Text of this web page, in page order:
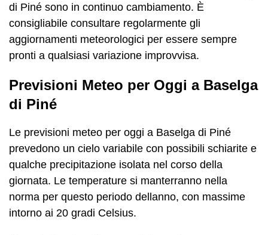
di Piné sono in continuo cambiamento. È
consigliabile consultare regolarmente gli
aggiornamenti meteorologici per essere sempre
pronti a qualsiasi variazione improvvisa.
Previsioni Meteo per Oggi a Baselga
di Piné
Le previsioni meteo per oggi a Baselga di Piné
prevedono un cielo variabile con possibili schiarite e
qualche precipitazione isolata nel corso della
giornata. Le temperature si manterranno nella
norma per questo periodo dellanno, con massime
intorno ai 20 gradi Celsius.